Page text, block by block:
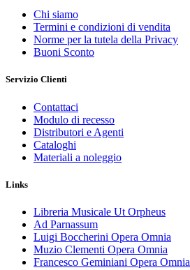
Chi siamo
Termini e condizioni di vendita
Norme per la tutela della Privacy
Buoni Sconto
Servizio Clienti
Contattaci
Modulo di recesso
Distributori e Agenti
Cataloghi
Materiali a noleggio
Links
Libreria Musicale Ut Orpheus
Ad Parnassum
Luigi Boccherini Opera Omnia
Muzio Clementi Opera Omnia
Francesco Geminiani Opera Omnia